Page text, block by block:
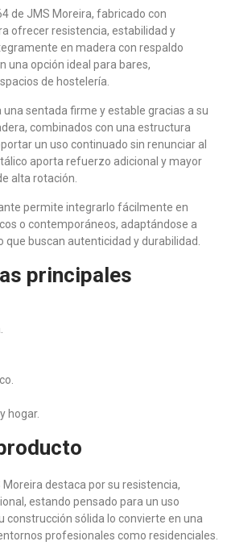
de JMS Moreira, fabricado con
ofrecer resistencia, estabilidad y
en madera con respaldo
una opción ideal para bares,
de hostelería.
sentada firme y estable gracias a su
combinados con una estructura
un uso continuado sin renunciar al
aporta refuerzo adicional y mayor
alta rotación.
permite integrarlo fácilmente en
o contemporáneos, adaptándose a
buscan autenticidad y durabilidad.
principales
hogar.
Moreira destaca por su resistencia,
estando pensado para un uso
construcción sólida lo convierte en una
profesionales como residenciales.